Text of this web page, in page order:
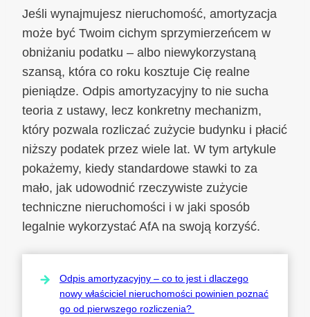
Jeśli wynajmujesz nieruchomość, amortyzacja
może być Twoim cichym sprzymierzeńcem w
obniżaniu podatku – albo niewykorzystaną
szansą, która co roku kosztuje Cię realne
pieniądze. Odpis amortyzacyjny to nie sucha
teoria z ustawy, lecz konkretny mechanizm,
który pozwala rozliczać zużycie budynku i płacić
niższy podatek przez wiele lat. W tym artykule
pokażemy, kiedy standardowe stawki to za
mało, jak udowodnić rzeczywiste zużycie
techniczne nieruchomości i w jaki sposób
legalnie wykorzystać AfA na swoją korzyść.
Odpis amortyzacyjny – co to jest i dlaczego
nowy właściciel nieruchomości powinien poznać
go od pierwszego rozliczenia?